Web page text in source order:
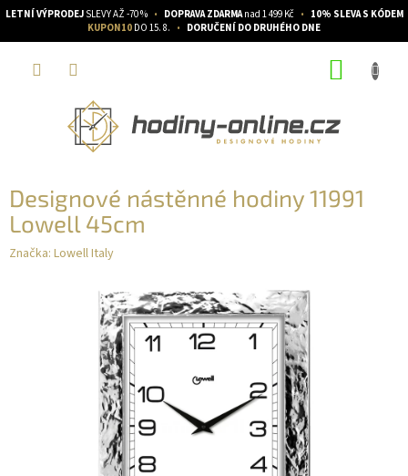
LETNÍ VÝPRODEJSLEVY AŽ -70 % • DOPRAVA ZDARMAnad 1 499 Kč • 10% SLEVA S KÓDEM
KUPON10 DO 15. 8. • DORUČENÍ DO DRUHÉHO DNE
Designové nástěnné hodiny 11991
Lowell 45cm
Značka: Lowell Italy